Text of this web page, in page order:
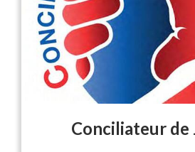
Conciliateur de